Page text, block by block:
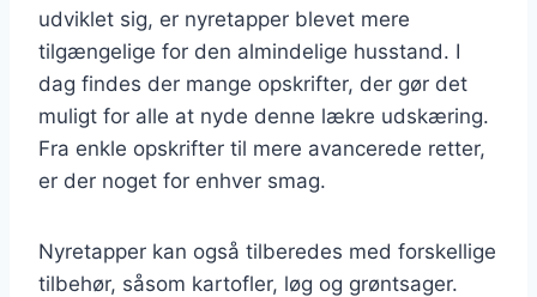
udviklet sig, er nyretapper blevet mere
tilgængelige for den almindelige husstand. I
dag findes der mange opskrifter, der gør det
muligt for alle at nyde denne lækre udskæring.
Fra enkle opskrifter til mere avancerede retter,
er der noget for enhver smag.
Nyretapper kan også tilberedes med forskellige
tilbehør, såsom kartofler, løg og grøntsager.